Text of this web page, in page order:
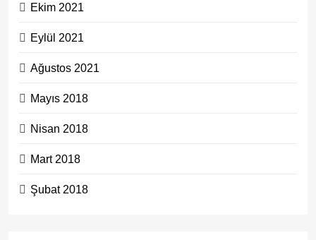
Ekim 2021
Eylül 2021
Ağustos 2021
Mayıs 2018
Nisan 2018
Mart 2018
Şubat 2018